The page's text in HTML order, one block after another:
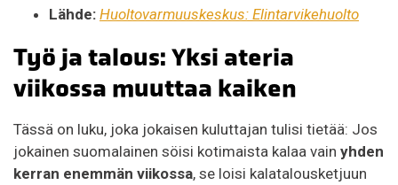
Lähde: Huoltovarmuuskeskus: Elintarvikehuolto
Työ ja talous: Yksi ateria
viikossa muuttaa kaiken
Tässä on luku, joka jokaisen kuluttajan tulisi tietää: Jos
jokainen suomalainen söisi kotimaista kalaa vain yhden
kerran enemmän viikossa, se loisi kalatalousketjuun